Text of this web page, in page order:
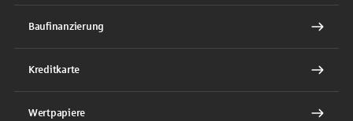
Baufinanzierung
Kreditkarte
Wertpapiere